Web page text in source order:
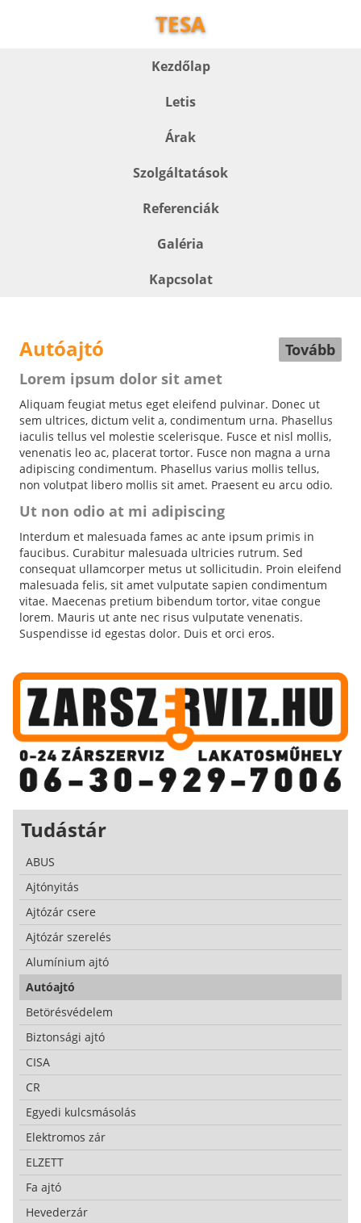
TESA
Kezdőlap
Letis
Árak
Szolgáltatások
Referenciák
Galéria
Kapcsolat
Autóajtó
Tovább
Lorem ipsum dolor sit amet
Aliquam feugiat metus eget eleifend pulvinar. Donec ut
sem ultrices, dictum velit a, condimentum urna. Phasellus
iaculis tellus vel molestie scelerisque. Fusce et nisl mollis,
venenatis leo ac, placerat tortor. Fusce non magna a urna
adipiscing condimentum. Phasellus varius mollis tellus,
non volutpat libero mollis sit amet. Praesent eu arcu odio.
Ut non odio at mi adipiscing
Interdum et malesuada fames ac ante ipsum primis in
faucibus. Curabitur malesuada ultricies rutrum. Sed
consequat ullamcorper metus ut sollicitudin. Proin eleifend
malesuada felis, sit amet vulputate sapien condimentum
vitae. Maecenas pretium bibendum tortor, vitae congue
lorem. Mauris ut ante nec risus vulputate venenatis.
Suspendisse id egestas dolor. Duis et orci eros.
Tudástár
ABUS
Ajtónyitás
Ajtózár csere
Ajtózár szerelés
Alumínium ajtó
Autóajtó
Betörésvédelem
Biztonsági ajtó
CISA
CR
Egyedi kulcsmásolás
Elektromos zár
ELZETT
Fa ajtó
Hevederzár